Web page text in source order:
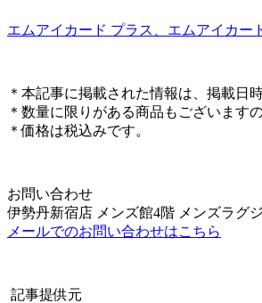
エムアイカード プラス、エムアイカー
＊本記事に掲載された情報は、掲載日
＊数量に限りがある商品もございます
＊価格は税込みです。
お問い合わせ
伊勢丹新宿店 メンズ館4階 メンズラグ
メールでのお問い合わせはこちら
記事提供元